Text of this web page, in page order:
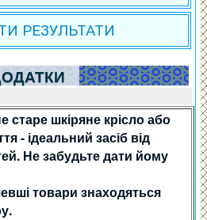
РЕЗУЛЬТАТИ
старе шкіряне крісло або
- ідеальний засіб від
Не забудьте дати йому
товари знаходяться